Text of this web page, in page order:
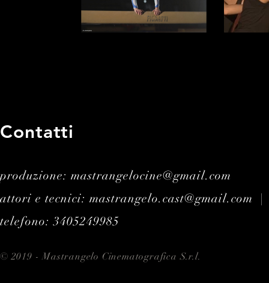
produzione: mastrangelocine@gmail.com
attori e tecnici: mastrangelo.cast@gmail.com |
telefono: 3405249985
© 2019 - Mastrangelo Cinematografica S.r.l.
Contatti